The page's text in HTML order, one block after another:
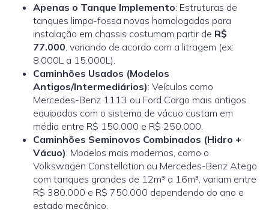
Apenas o Tanque Implemento: Estruturas de
tanques limpa-fossa novas homologadas para
instalação em chassis costumam partir de R$
77.000 , variando de acordo com a litragem (ex:
8.000L a 15.000L).
Caminhões Usados (Modelos
Antigos/Intermediários): Veículos como
Mercedes-Benz 1113 ou Ford Cargo mais antigos
equipados com o sistema de vácuo custam em
média entre R$ 150.000 e R$ 250.000.
Caminhões Seminovos Combinados (Hidro +
Vácuo): Modelos mais modernos, como o
Volkswagen Constellation ou Mercedes-Benz Atego
com tanques grandes de 12m³ a 16m³, variam entre
R$ 380.000 e R$ 750.000 dependendo do ano e
estado mecânico.